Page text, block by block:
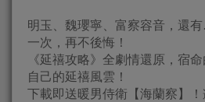
明玉、魏瓔寧、富察容音，還
一次，再不後悔！
《延禧攻略》全劇情還原，宿
自己的延禧風雲！
下載即送暖男侍衛【海蘭察】